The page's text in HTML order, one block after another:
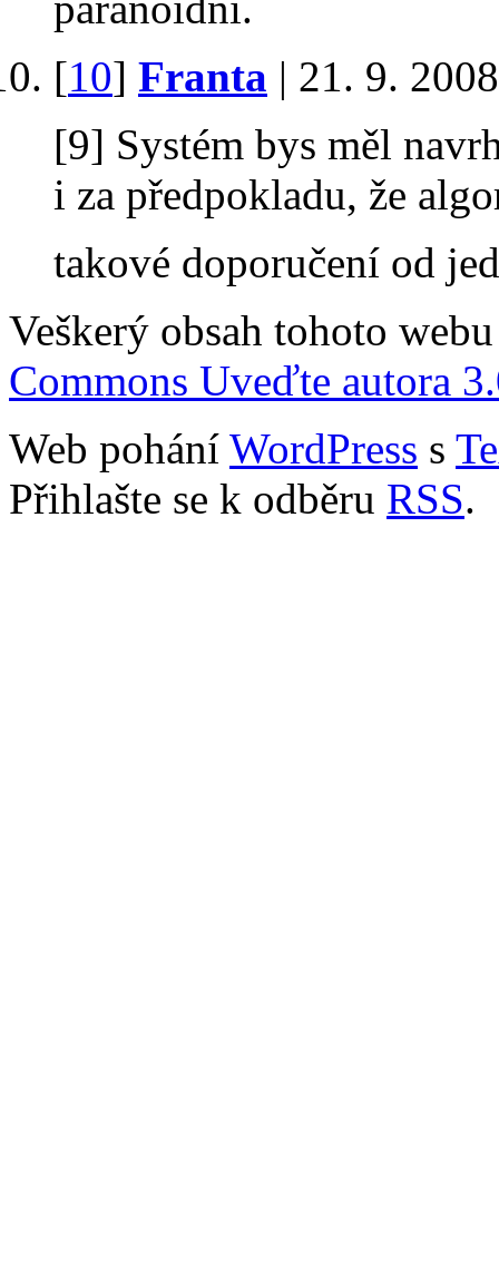
[10] Franta | 21. 9.
[9] Systém bys měl
i za předpokladu, že
takové doporučení od
Veškerý obsah tohoto
Commons Uveďte autora
Web pohání WordPress s
Přihlašte se k odběru RSS.